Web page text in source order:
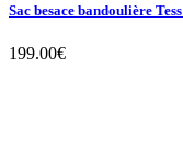
Sac besace bandoulière
199.00€